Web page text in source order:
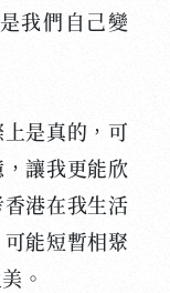
我們自己變
是真的，可
讓我更能欣
港在我生活
能短暫相聚
。